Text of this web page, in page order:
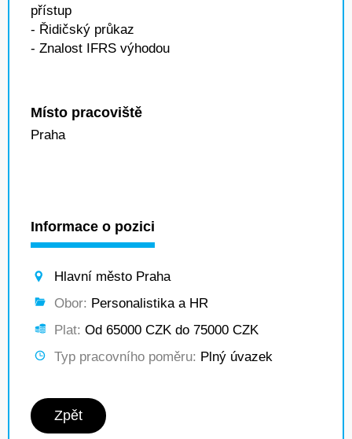
přístup
- Řidičský průkaz
- Znalost IFRS výhodou
Místo pracoviště
Praha
Informace o pozici
Hlavní město Praha
Obor: Personalistika a HR
Plat: Od 65000 CZK do 75000 CZK
Typ pracovního poměru: Plný úvazek
Zpět